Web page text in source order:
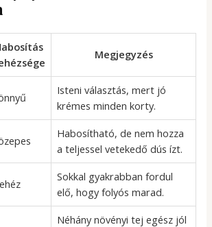
Megjegyzés
Isteni választás, mert jó
krémes minden korty.
Habosítható, de nem hozza
a teljessel vetekedő dús ízt.
Sokkal gyakrabban fordul
elő, hogy folyós marad.
Néhány növényi tej egész jól